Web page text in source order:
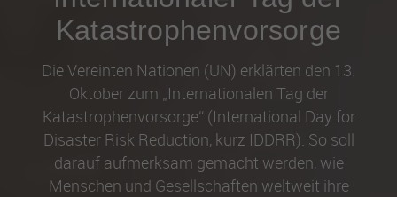
Katastrophenvorsorge
Die Vereinten Nationen (UN) erklärten den 13.
Oktober zum „Internationalen Tag der
Katastrophenvorsorge“ (International Day for
Disaster Risk Reduction, kurz IDDRR). So soll
darauf aufmerksam gemacht werden, wie
Menschen und Gesellschaften weltweit ihre